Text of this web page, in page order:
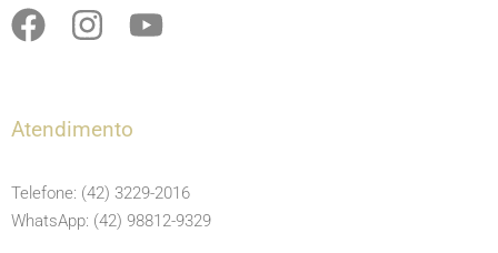
F
e
o
o
I
t
g
r
Y
b
e
Atendimento
Telefone: (42) 3229-2016
WhatsApp: (42) 98812-9329